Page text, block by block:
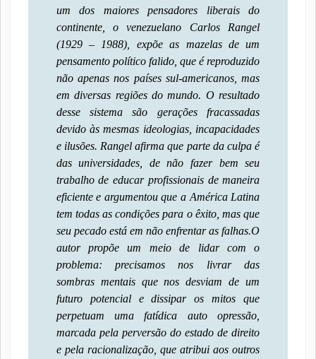
um dos maiores pensadores liberais do
continente, o venezuelano Carlos Rangel
(1929 – 1988), expõe as mazelas de um
pensamento político falido, que é reproduzido
não apenas nos países sul-americanos, mas
em diversas regiões do mundo. O resultado
desse sistema são gerações fracassadas
devido às mesmas ideologias, incapacidades
e ilusões. Rangel afirma que parte da culpa é
das universidades, de não fazer bem seu
trabalho de educar profissionais de maneira
eficiente e argumentou que a América Latina
tem todas as condições para o êxito, mas que
seu pecado está em não enfrentar as falhas.O
autor propõe um meio de lidar com o
problema: precisamos nos livrar das
sombras mentais que nos desviam de um
futuro potencial e dissipar os mitos que
perpetuam uma fatídica auto opressão,
marcada pela perversão do estado de direito
e pela racionalização, que atribui aos outros